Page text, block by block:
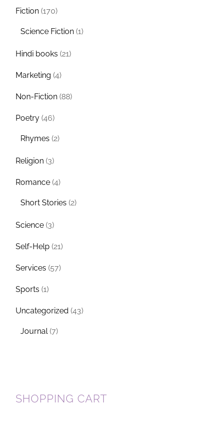
Fiction (170)
Science Fiction (1)
Hindi books (21)
Marketing (4)
Non-Fiction (88)
Poetry (46)
Rhymes (2)
Religion (3)
Romance (4)
Short Stories (2)
Science (3)
Self-Help (21)
Services (57)
Sports (1)
Uncategorized (43)
Journal (7)
SHOPPING CART